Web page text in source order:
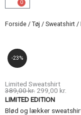
0
Kurv
Forside / Tøj / Sweatshirt /
-23%
Limited Sweatshirt
389,00kr. Den
oprindelige
pris
var:
299,00 kr.
er:
LIMITED EDITION
Blød og lækker